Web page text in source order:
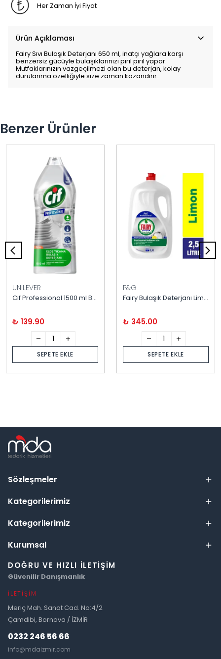
Her Zaman İyi Fiyat
Ürün Açıklaması
Fairy Sıvı Bulaşık Deterjanı 650 ml, inatçı yağlara karşı
benzersiz gücüyle bulaşıklarınızı pırıl pırıl yapar.
Mutfaklarınızın vazgeçilmezi olan bu deterjan, kolay
durulanma özelliğiyle size zaman kazandırır.
Benzer Ürünler
UNILEVER
Cif Professional 1500 ml Bulaşık Deterjanı - Elde Yıkama
₺ 139.90
SEPETE EKLE
P&G
Fairy Bulaşık Deterjanı Limon 2.5 Litre
₺ 345.00
SEPETE EKLE
Sözleşmeler
Kategorilerimiz
Kategorilerimiz
Kurumsal
DOĞRU VE HIZLI İLETIŞIM
Güvenilir Danışmanlık
İLETIŞIM
Meriç Mah. Sanat Cad. No:4/2
Çamdibi, Bornova / İZMİR
0232 246 56 66
info@mdaizmir.com